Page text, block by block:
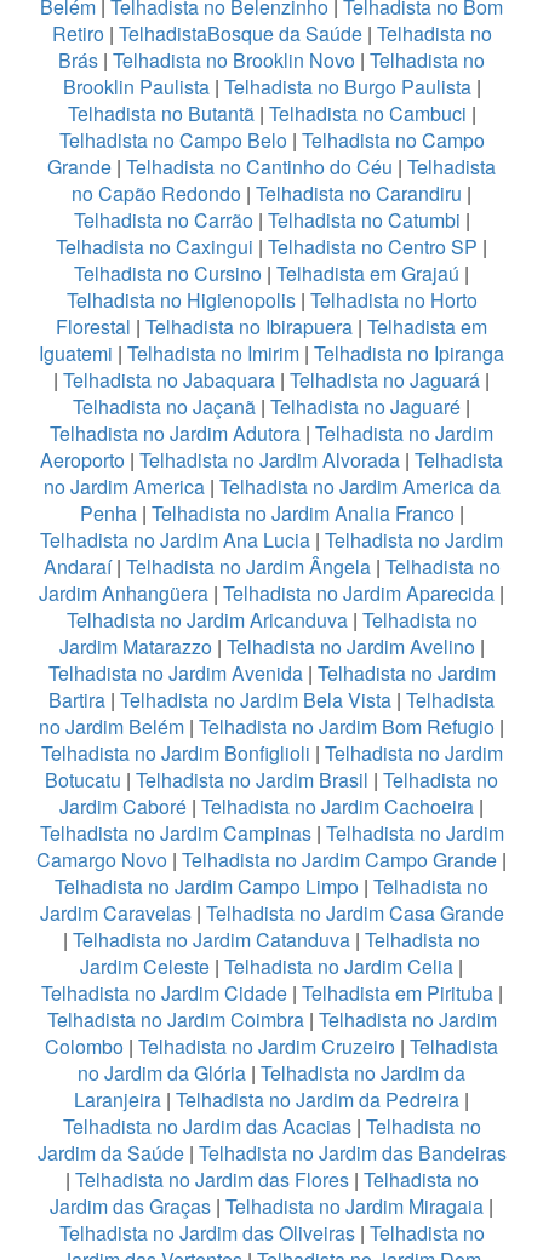
Belém | Telhadista no Belenzinho | Telhadista no Bom
Retiro| TelhadistaBosque da Saúde| Telhadista no
Brás | Telhadista no Brooklin Novo | Telhadista no
Brooklin Paulista| Telhadista no Burgo Paulista|
Telhadista no Butantã| Telhadista no Cambuci |
Telhadista no Campo Belo| Telhadista no Campo
Grande | Telhadista no Cantinho do Céu | Telhadista
no Capão Redondo | Telhadista no Carandiru |
Telhadista no Carrão| Telhadista no Catumbi |
Telhadista no Caxingui | Telhadista no Centro SP |
Telhadista no Cursino | Telhadista em Grajaú |
Telhadista no Higienopolis| Telhadista no Horto
Florestal | Telhadista no Ibirapuera | Telhadista em
Iguatemi | Telhadista no Imirim | Telhadista no Ipiranga
| Telhadista no Jabaquara | Telhadista no Jaguará |
Telhadista no Jaçanã | Telhadista no Jaguaré |
Telhadista no Jardim Adutora | Telhadista no Jardim
Aeroporto | Telhadista no Jardim Alvorada | Telhadista
no Jardim America| Telhadista no Jardim America da
Penha| Telhadista no Jardim Analia Franco|
Telhadista no Jardim Ana Lucia | Telhadista no Jardim
Andaraí| Telhadista no Jardim Ângela| Telhadista no
Jardim Anhangüera | Telhadista no Jardim Aparecida |
Telhadista no Jardim Aricanduva| Telhadista no
Jardim Matarazzo| Telhadista no Jardim Avelino|
Telhadista no Jardim Avenida| Telhadista no Jardim
Bartira | Telhadista no Jardim Bela Vista | Telhadista
no Jardim Belém | Telhadista no Jardim Bom Refugio |
Telhadista no Jardim Bonfiglioli | Telhadista no Jardim
Botucatu | Telhadista no Jardim Brasil | Telhadista no
Jardim Caboré | Telhadista no Jardim Cachoeira |
Telhadista no Jardim Campinas| Telhadista no Jardim
Camargo Novo | Telhadista no Jardim Campo Grande |
Telhadista no Jardim Campo Limpo | Telhadista no
Jardim Caravelas| Telhadista no Jardim Casa Grande
| Telhadista no Jardim Catanduva | Telhadista no
Jardim Celeste | Telhadista no Jardim Celia |
Telhadista no Jardim Cidade| Telhadista em Pirituba|
Telhadista no Jardim Coimbra| Telhadista no Jardim
Colombo | Telhadista no Jardim Cruzeiro | Telhadista
no Jardim da Glória | Telhadista no Jardim da
Laranjeira | Telhadista no Jardim da Pedreira |
Telhadista no Jardim das Acacias| Telhadista no
Jardim da Saúde| Telhadista no Jardim das Bandeiras
| Telhadista no Jardim das Flores| Telhadista no
Jardim das Graças | Telhadista no Jardim Miragaia |
Telhadista no Jardim das Oliveiras| Telhadista no